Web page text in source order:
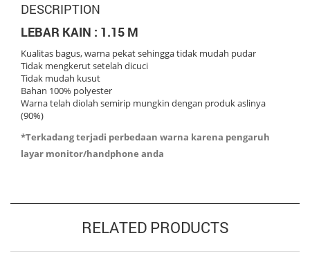
DESCRIPTION
LEBAR KAIN : 1.15 M
Kualitas bagus, warna pekat sehingga tidak mudah pudar
Tidak mengkerut setelah dicuci
Tidak mudah kusut
Bahan 100% polyester
Warna telah diolah semirip mungkin dengan produk aslinya
(90%)
*Terkadang terjadi perbedaan warna karena pengaruh
layar monitor/handphone anda
RELATED PRODUCTS